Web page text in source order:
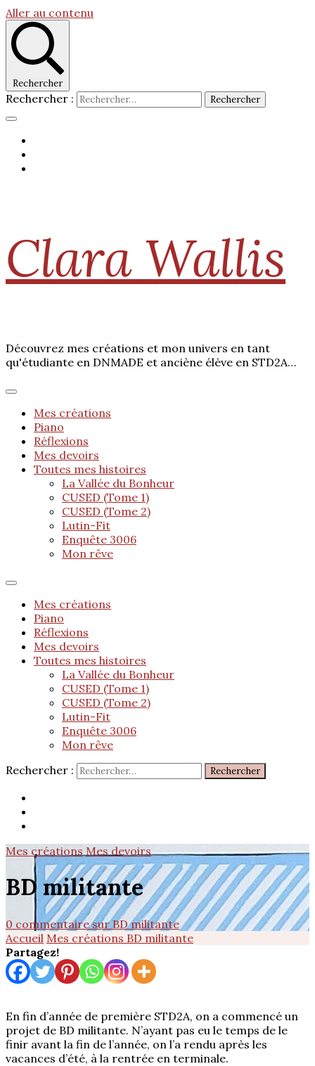
Aller au contenu
Rechercher
Rechercher :
Clara Wallis
Découvrez mes créations et mon univers en tant
qu'étudiante en DNMADE et anciène élève en STD2A…
Mes créations
Piano
Réflexions
Mes devoirs
Toutes mes histoires
La Vallée du Bonheur
CUSED (Tome 1)
CUSED (Tome 2)
Lutin-Fit
Enquête 3006
Mon rêve
Mes créations
Piano
Réflexions
Mes devoirs
Toutes mes histoires
La Vallée du Bonheur
CUSED (Tome 1)
CUSED (Tome 2)
Lutin-Fit
Enquête 3006
Mon rêve
Rechercher :
Mes créations Mes devoirs
BD militante
0 commentairesur BD militante
Accueil Mes créations BD militante
Partagez!
En fin d’année de première STD2A, on a commencé un
projet de BD militante. N’ayant pas eu le temps de le
finir avant la fin de l’année, on l’a rendu après les
vacances d’été, à la rentrée en terminale.